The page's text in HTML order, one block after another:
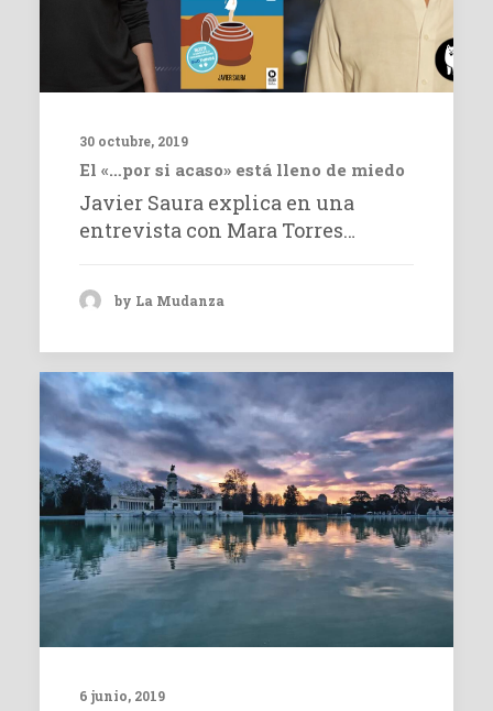
30 octubre, 2019
El «…por si acaso» está lleno de miedo
Javier Saura explica en una
entrevista con Mara Torres…
by La Mudanza
6 junio, 2019